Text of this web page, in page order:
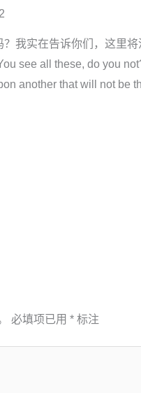
？我实在告诉你们，这里
see all these, do you
another that will not be
必填项已用 *标注